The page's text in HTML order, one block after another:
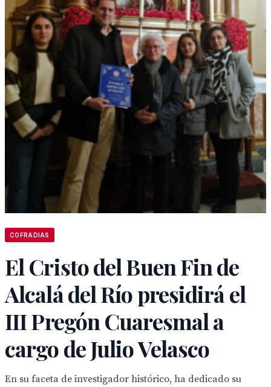
COFRADIAS
El Cristo del Buen Fin de
Alcalá del Río presidirá el
III Pregón Cuaresmal a
cargo de Julio Velasco
En su faceta de investigador histórico, ha dedicado su